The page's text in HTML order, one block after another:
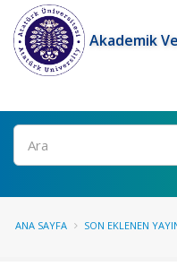
Akademik
Ara
ANA SAYFA SON EKLENEN